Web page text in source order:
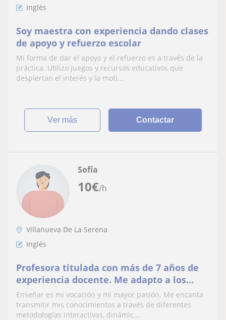
Inglés
Soy maestra con experiencia dando clases
de apoyo y refuerzo escolar
Mi forma de dar el apoyo y el refuerzo es a través de la
práctica. Utilizo juegos y recursos educativos que
despiertan el interés y la moti...
ver más Contactar
10€/h
Sofía
Villanueva De La Serena
Inglés
Profesora titulada con más de 7 años de
experiencia docente. Me adapto a los
ritmos de aprendizajes de cada alumno/a.
Enseñar es mi vocación y mi mayor pasión. Me encanta
transmitir mis conocimientos a través de diferentes
metodologías interactivas, dinámic...